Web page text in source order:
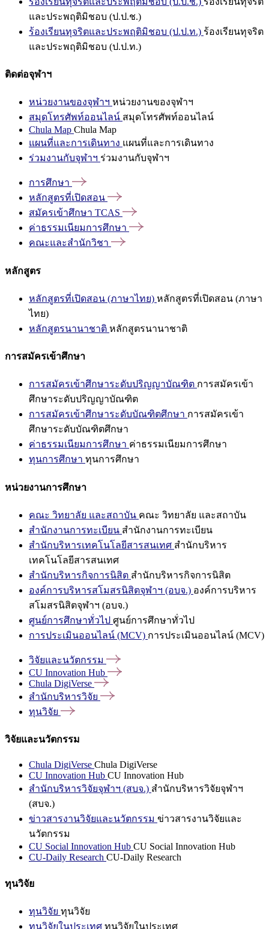
และประพฤติมิชอบ (ป.ป.ช.)
ร้องเรียนทุจริตและประพฤติมิชอบ (ป.ป.ท.) ร้องเรียนทุจริต
และประพฤติมิชอบ (ป.ป.ท.)
ติดต่อจุฬาฯ
หน่วยงานของจุฬาฯ หน่วยงานของจุฬาฯ
สมุดโทรศัพท์ออนไลน์ สมุดโทรศัพท์ออนไลน์
Chula Map Chula Map
แผนที่และการเดินทาง แผนที่และการเดินทาง
ร่วมงานกับจุฬาฯ ร่วมงานกับจุฬาฯ
การศึกษา
หลักสูตรที่เปิดสอน
สมัครเข้าศึกษา TCAS
ค่าธรรมเนียมการศึกษา
คณะและสำนักวิชา
หลักสูตร
หลักสูตรที่เปิดสอน (ภาษาไทย) หลักสูตรที่เปิดสอน (ภาษา
ไทย)
หลักสูตรนานาชาติ หลักสูตรนานาชาติ
การสมัครเข้าศึกษา
การสมัครเข้าศึกษาระดับปริญญาบัณฑิต การสมัครเข้า
ศึกษาระดับปริญญาบัณฑิต
การสมัครเข้าศึกษาระดับบัณฑิตศึกษา การสมัครเข้า
ศึกษาระดับบัณฑิตศึกษา
ค่าธรรมเนียมการศึกษา ค่าธรรมเนียมการศึกษา
ทุนการศึกษา ทุนการศึกษา
หน่วยงานการศึกษา
คณะ วิทยาลัย และสถาบัน คณะ วิทยาลัย และสถาบัน
สำนักงานการทะเบียน สำนักงานการทะเบียน
สำนักบริหารเทคโนโลยีสารสนเทศ สำนักบริหาร
เทคโนโลยีสารสนเทศ
สำนักบริหารกิจการนิสิต สำนักบริหารกิจการนิสิต
องค์การบริหารสโมสรนิสิตจุฬาฯ (อบจ.) องค์การบริหาร
สโมสรนิสิตจุฬาฯ (อบจ.)
ศูนย์การศึกษาทั่วไป ศูนย์การศึกษาทั่วไป
การประเมินออนไลน์ (MCV) การประเมินออนไลน์ (MCV)
วิจัยและนวัตกรรม
CU Innovation Hub
Chula DigiVerse
สำนักบริหารวิจัย
ทุนวิจัย
วิจัยและนวัตกรรม
Chula DigiVerse Chula DigiVerse
CU Innovation Hub CU Innovation Hub
สำนักบริหารวิจัยจุฬาฯ (สบจ.) สำนักบริหารวิจัยจุฬาฯ
(สบจ.)
ข่าวสารงานวิจัยและนวัตกรรม ข่าวสารงานวิจัยและ
นวัตกรรม
CU Social Innovation Hub CU Social Innovation Hub
CU-Daily Research CU-Daily Research
ทุนวิจัย
ทุนวิจัย ทุนวิจัย
ทุนวิจัยในประเทศ ทุนวิจัยในประเทศ